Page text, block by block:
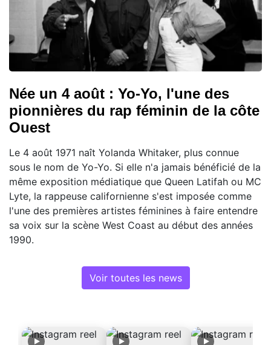
Née un 4 août : Yo-Yo, l'une des
pionnières du rap féminin de la côte
Ouest
Le 4 août 1971 naît Yolanda Whitaker, plus connue
sous le nom de Yo-Yo. Si elle n'a jamais bénéficié de la
même exposition médiatique que Queen Latifah ou MC
Lyte, la rappeuse californienne s'est imposée comme
l'une des premières artistes féminines à faire entendre
sa voix sur la scène West Coast au début des années
1990.
Voir toutes les news